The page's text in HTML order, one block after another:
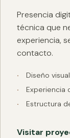
Presencia
técnica que
experiencia,
contacto.
Diseño visual
Experiencia
Estructura
Visitar